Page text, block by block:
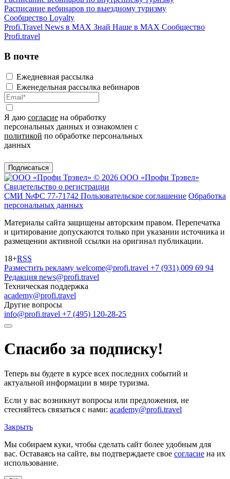
Расписание вебинаров по выездному туризму
Сообщество Loyalty
Profi.Travel News в MAX Знай Наше в MAX Сообщество
Profi.travel
В почте
Ежедневная рассылка
Еженедельная рассылка вебинаров
Я даю согласие на обработку
персональных данных и ознакомлен с
политикой по обработке персональных
данных
Подписаться
© 2026 ООО «Профи Трэвeл»
Свидетельство о регистрации
СМИ №ФС 77-71742 Пользовательское соглашение Обработка
персональных данных
Материалы сайта защищены авторским правом. Перепечатка
и цитирование допускаются только при указании источника и
размещении активной ссылки на оригинал публикации.
18+RSS
Разместить рекламу welcome@profi.travel +7 (931) 009 69 94
Редакция news@profi.travel
Техническая поддержка
academy@profi.travel
Другие вопросы
info@profi.travel +7 (495) 120-28-25
Спасибо за подписку!
Теперь вы будете в курсе всех последних событий и
актуальной информации в мире туризма.
Если у вас возникнут вопросы или предложения, не
стесняйтесь связаться с нами: academy@profi.travel
Закрыть
Мы собираем куки, чтобы сделать сайт более удобным для
вас. Оставаясь на сайте, вы подтверждаете свое согласие на их
использование.